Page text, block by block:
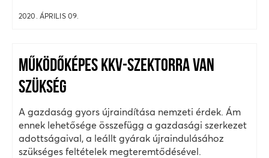
2020. ÁPRILIS 09.
MŰKÖDŐKÉPES KKV-SZEKTORRA VAN
SZÜKSÉG
A gazdaság gyors újraindítása nemzeti érdek. Ám
ennek lehetősége összefügg a gazdasági szerkezet
adottságaival, a leállt gyárak újraindulásához
szükséges feltételek megteremtődésével.